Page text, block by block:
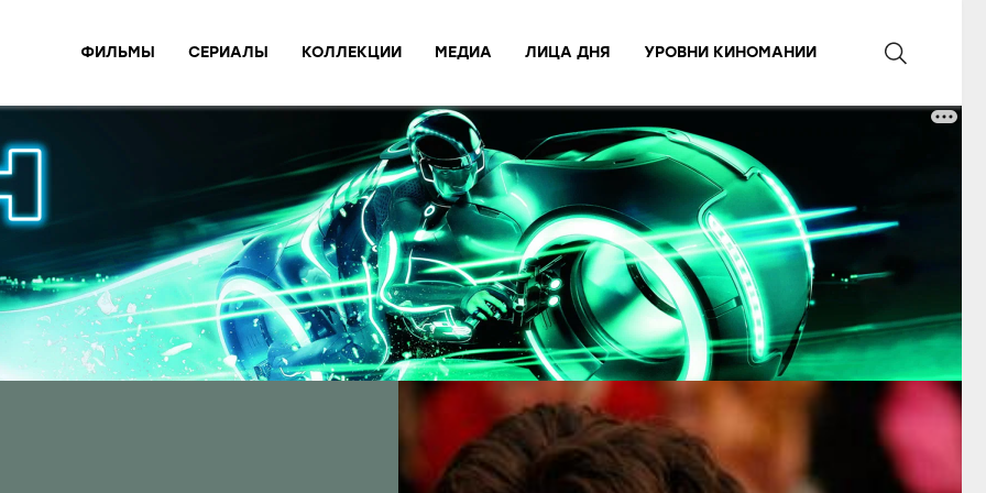
ФИЛЬМЫ СЕРИАЛЫ КОЛЛЕКЦИИ МЕДИА ЛИЦА ДНЯ УРОВНИ КИНОМАНИИ